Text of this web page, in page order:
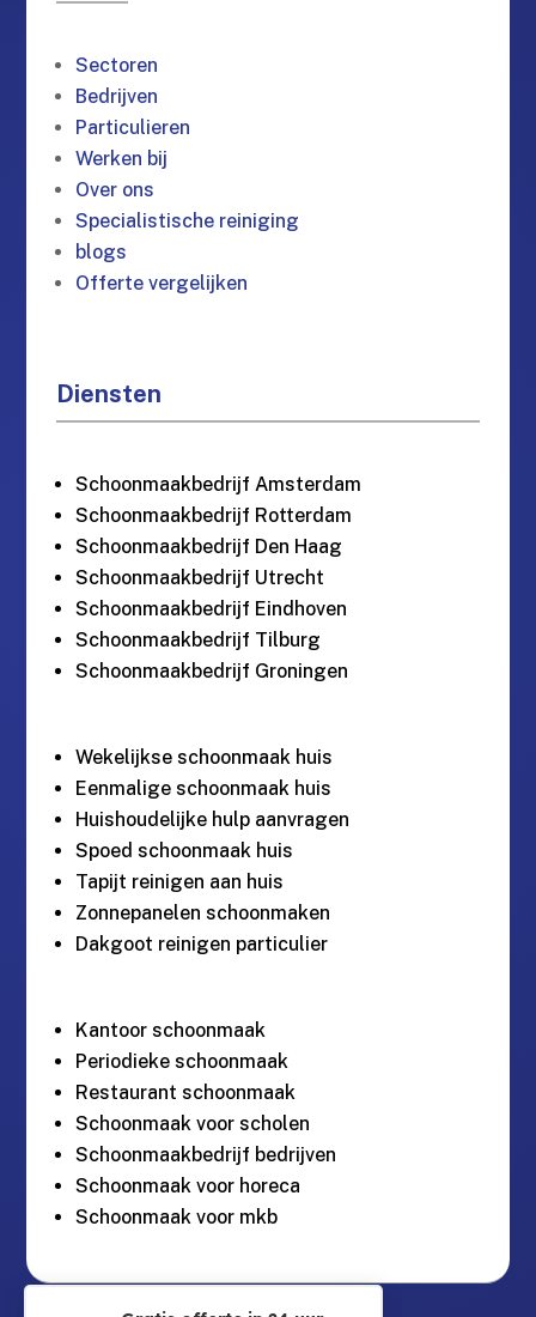
Sectoren
Bedrijven
Particulieren
Werken bij
Over ons
Specialistische reiniging
blogs
Offerte vergelijken
Diensten
Schoonmaakbedrijf Amsterdam
Schoonmaakbedrijf Rotterdam
Schoonmaakbedrijf Den Haag
Schoonmaakbedrijf Utrecht
Schoonmaakbedrijf Eindhoven
Schoonmaakbedrijf Tilburg
Schoonmaakbedrijf Groningen
Wekelijkse schoonmaak huis
Eenmalige schoonmaak huis
Huishoudelijke hulp aanvragen
Spoed schoonmaak huis
Tapijt reinigen aan huis
Zonnepanelen schoonmaken
Dakgoot reinigen particulier
Kantoor schoonmaak
Periodieke schoonmaak
Restaurant schoonmaak
Schoonmaak voor scholen
Schoonmaakbedrijf bedrijven
Schoonmaak voor horeca
Schoonmaak voor mkb